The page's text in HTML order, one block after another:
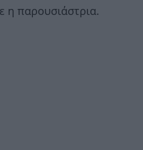
η παρουσιάστρια.